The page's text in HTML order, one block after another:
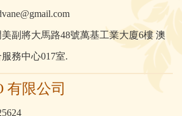
副將大馬路48號萬基工業大廈6樓 澳
務中心017室.
有限公司